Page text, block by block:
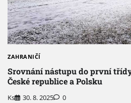
ZAHRANIČÍ
Srovnání nástupu do první
České republice a Polsku
Ks 30. 8. 2025 0